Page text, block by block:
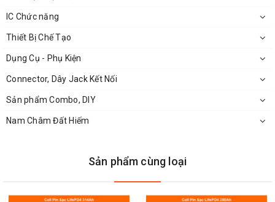
IC Chức năng
Thiết Bị Chế Tạo
Dụng Cụ - Phụ Kiện
Connector, Dây Jack Kết Nối
Sản phẩm Combo, DIY
Nam Châm Đất Hiếm
Sản phẩm cùng loại